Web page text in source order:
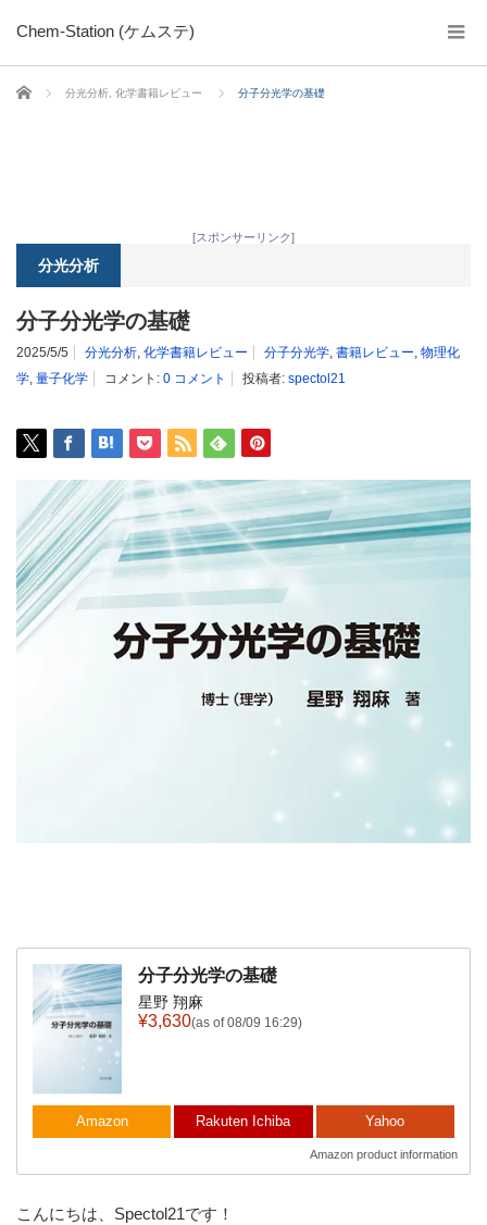
Chem-Station (ケムステ)
ホーム 分光分析 化学書籍レビュー 分子分光学の基礎
[スポンサーリンク]
分光分析
分子分光学の基礎
2025/5/5 分光分析, 化学書籍レビュー 分子分光学, 書籍レビュー, 物理化
学, 量子化学 コメント: 0 コメント 投稿者: spectol21
分子分光学の基礎
星野 翔麻
¥3,630(as of 08/09 16:29)
Amazon Rakuten Ichiba Yahoo
Amazon product information
こんにちは、Spectol21です！